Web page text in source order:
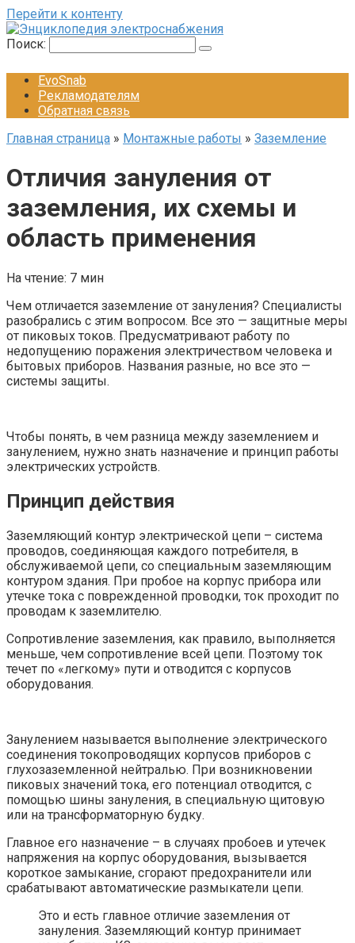
Перейти к контенту
Поиск:
EvoSnab
Рекламодателям
Обратная связь
Главная страница » Монтажные работы » Заземление
Отличия зануления от
заземления, их схемы и
область применения
На чтение: 7 мин
Чем отличается заземление от зануления? Специалисты
разобрались с этим вопросом. Все это — защитные меры
от пиковых токов. Предусматривают работу по
недопущению поражения электричеством человека и
бытовых приборов. Названия разные, но все это —
системы защиты.
Чтобы понять, в чем разница между заземлением и
занулением, нужно знать назначение и принцип работы
электрических устройств.
Принцип действия
Заземляющий контур электрической цепи – система
проводов, соединяющая каждого потребителя, в
обслуживаемой цепи, со специальным заземляющим
контуром здания. При пробое на корпус прибора или
утечке тока с поврежденной проводки, ток проходит по
проводам к заземлителю.
Сопротивление заземления, как правило, выполняется
меньше, чем сопротивление всей цепи. Поэтому ток
течет по «легкому» пути и отводится с корпусов
оборудования.
Занулением называется выполнение электрического
соединения токопроводящих корпусов приборов с
глухозаземленной нейтралью. При возникновении
пиковых значений тока, его потенциал отводится, с
помощью шины зануления, в специальную щитовую
или на трансформаторную будку.
Главное его назначение – в случаях пробоев и утечек
напряжения на корпус оборудования, вызывается
короткое замыкание, сгорают предохранители или
срабатывают автоматические размыкатели цепи.
Это и есть главное отличие заземления от
зануления. Заземляющий контур принимает